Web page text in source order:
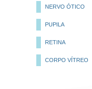
NERVO ÓTICO
PUPILA
RETINA
CORPO VÍTREO